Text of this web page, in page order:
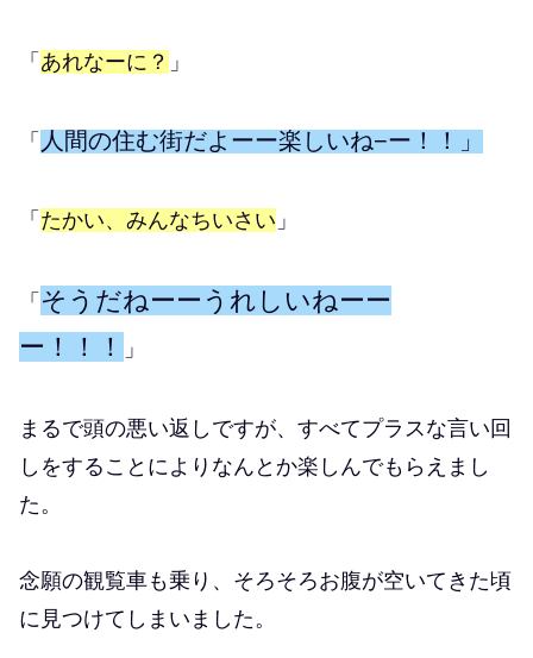
「 あれなーに？ 」
「 人間の住む街だよーー楽しいね−ー！！」
「 たかい、みんなちいさい 」
「 そうだねーーうれしいねーー
ー！！！
」
まるで頭の悪い返しですが、すべてプラスな言い回
しをすることによりなんとか楽しんでもらえまし
た。
念願の観覧車も乗り、そろそろお腹が空いてきた頃
に見つけてしまいました。